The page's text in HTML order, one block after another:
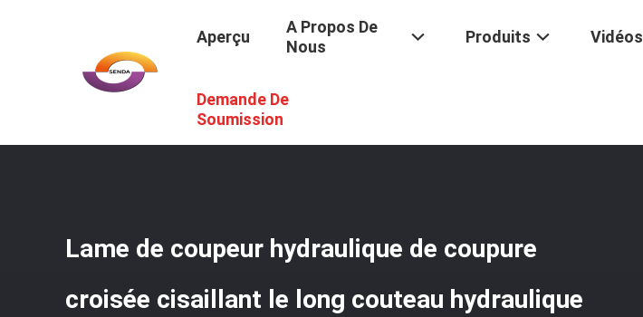
Aperçu
A Propos De
Nous
Produits Vidéos
Demande De
Soumission
Lames De Cisaillement D'alligator
Lame de coupeur hydraulique de coupure
croisée cisaillant le long couteau hydraulique